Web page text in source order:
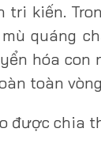
tri kiến.
quáng
hóa
toàn
được chia